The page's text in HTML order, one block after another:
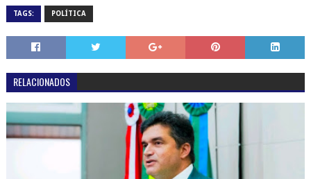
TAGS: POLÍTICA
RELACIONADOS